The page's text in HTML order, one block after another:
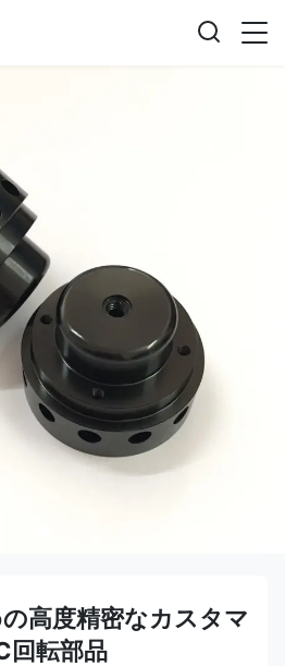
高度精密なカスタマ
回転部品